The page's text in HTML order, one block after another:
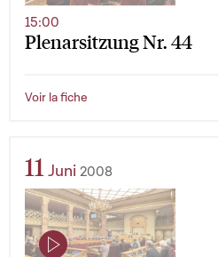
Plenarsitzung Nr. 44
15:00
Voir la fiche
11 Juni 2008